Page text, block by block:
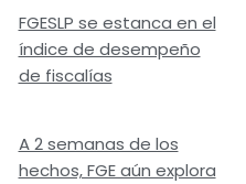
FGESLP se estanca en el
índice de desempeño
de fiscalías
A 2 semanas de los
hechos, FGE aún explora